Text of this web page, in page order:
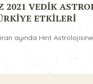
2021 VEDİK
ETKİLERİ
ayında Hint